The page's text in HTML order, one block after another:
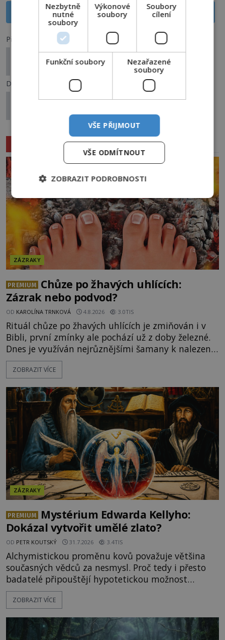
Sdílet na X
Předchozí článek
Převorství sionské: Stráží dodnes prastará
tajemství templářů?
Další článek
Bývalý gotický hrad Černá Hora: Řádil v místních
lesích vlkodlak?
Související články
ZÁZRAKY
PREMIUM
Chůze po žhavých uhlících:
Zázrak nebo podvod?
OD KAROLÍNA TRNKOVÁ 4.8.2026 3.0TIS
Rituál chůze po žhavých uhlících je zmiňován i v
Bibli, první zmínky ale pochází už z doby železné.
Dnes je využíván nejrůznějšími šamany k nalezení
spirituální síly či vnitřního klidu. Jak funguje a proč
si při něm člověk nepopálí nohy, což bylo
nadpřirozeného? Histori
ZOBRAZIT VÍCE
ZÁZRAKY
PREMIUM
Mystérium Edwarda Kellyho:
Dokázal vytvořit umělé zlato?
OD PETR KOUTSKÝ 31.7.2026 3.4TIS
Alchymistickou proměnu kovů považuje většina
současných vědců za nesmysl. Proč tedy i přesto
badatelé připouštějí hypotetickou možnost
transmutace? Mohl její podstatu odhalit anglický
alchymista, vědec a dobrodruh Edward Kelly?
Měšťané pozorují konání muže, který se stává
nesmrtelnou legendou již během
ZOBRAZIT VÍCE
Nezbytně
nutné
soubory
Výkonové
soubory
Soubory
cílení
Funkční soubory
Nezařazené
soubory
VŠE PŘIJMOUT
VŠE ODMÍTNOUT
ZOBRAZIT PODROBNOSTI